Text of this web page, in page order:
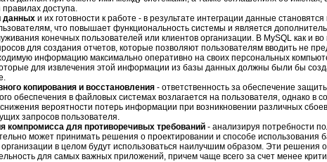
доступа.
данных и их готовности к работе - в результате интеграции данные
что повышает функциональность системы и является
конечных пользователей или клиентов организации. В MySQL как и
для создания отчетов, которые позволяют пользователям вводить не
информацию максимально оперативно на своих персональных
для извлечения этой информации из базы данных должны были бы
копирования и восстановления - ответственность за обеспечение
обеспечения в файловых системах возлагается на пользователя, однако в
вероятности потерь информации при возникновении различных
запросов пользователя.
компромисса для противоречивых требований - анализируя потребности
может принимать решения о проектировании и способе использования
в целом будут использоваться наилучшим образом. Эти решения
для самых важных приложений, причем чаще всего за счет менее